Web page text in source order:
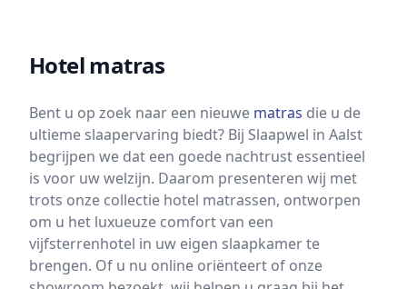
Hotel matras
Bent u op zoek naar een nieuwe matras die u de
ultieme slaapervaring biedt? Bij Slaapwel in Aalst
begrijpen we dat een goede nachtrust essentieel
is voor uw welzijn. Daarom presenteren wij met
trots onze collectie hotel matrassen, ontworpen
om u het luxueuze comfort van een
vijfsterrenhotel in uw eigen slaapkamer te
brengen. Of u nu online oriënteert of onze